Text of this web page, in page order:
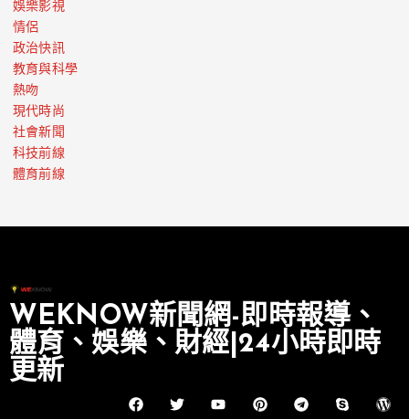
娛樂影視
情侶
政治快訊
教育與科學
熱吻
現代時尚
社會新聞
科技前線
體育前線
WEKNOW新聞網-即時報導、
體育、娛樂、財經|24小時即時
更新